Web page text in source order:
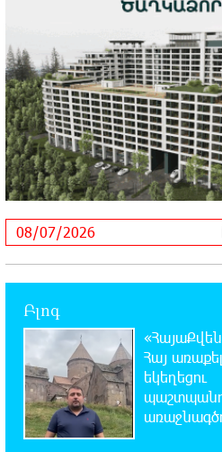
14:26:23 7-08-2026
«Արտ Լանչ»-ն
Նահանգներում է․
Լոս Անջելեսում
12:09:36 7-08-2026
Գրանադայում
քառակողմ
տարածված հայտարարության
տարածքը 29800 քառակուսի
Ղազինյան
12:00:28 7-08-2026
Փաշազադեն և
Հայ Առաքելական
11:39:39 7-08-2026
Բարձր
զարգանում են
հանքարդյունաբերության
Բլոգ
Հայ
եկեղեցու